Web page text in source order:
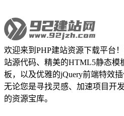
欢迎来到PHP建站资源下载平台
站源代码、精美的HTML5静态模
板，以及优雅的jQuery前端特效
无论您是寻找灵感、加速项目开
的资源宝库。